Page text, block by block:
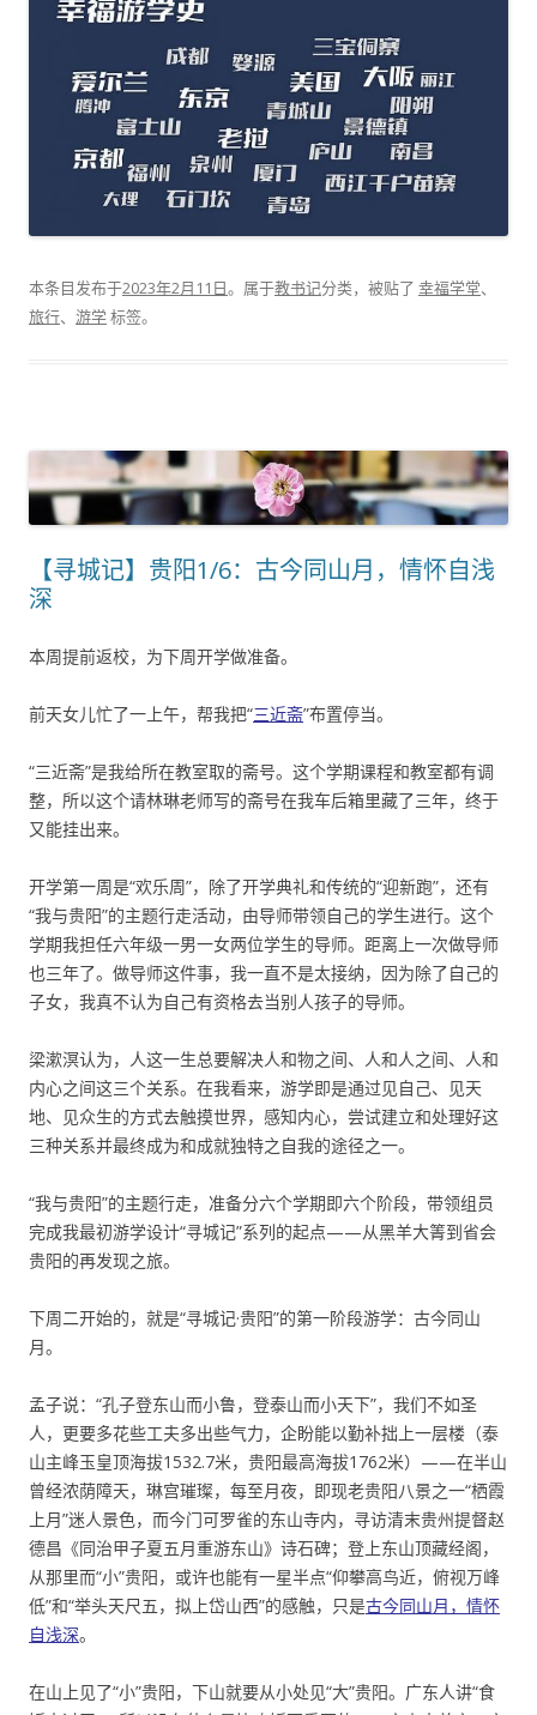
本条目发布于2023年2月11日。属于教书记分类，被贴了 幸福学堂、
旅行、 游学标签。
【寻城记】贵阳1/6：古今同山月，情怀自浅
深
本周提前返校，为下周开学做准备。
前天女儿忙了一上午，帮我把“三近斋”布置停当。
“三近斋”是我给所在教室取的斋号。这个学期课程和教室都有调
整，所以这个请林琳老师写的斋号在我车后箱里藏了三年，终于
又能挂出来。
开学第一周是“欢乐周”，除了开学典礼和传统的“迎新跑”，还有
“我与贵阳”的主题行走活动，由导师带领自己的学生进行。这个
学期我担任六年级一男一女两位学生的导师。距离上一次做导师
也三年了。做导师这件事，我一直不是太接纳，因为除了自己的
子女，我真不认为自己有资格去当别人孩子的导师。
梁漱溟认为，人这一生总要解决人和物之间、人和人之间、人和
内心之间这三个关系。在我看来，游学即是通过见自己、见天
地、见众生的方式去触摸世界，感知内心，尝试建立和处理好这
三种关系并最终成为和成就独特之自我的途径之一。
“我与贵阳”的主题行走，准备分六个学期即六个阶段，带领组员
完成我最初游学设计“寻城记”系列的起点——从黑羊大箐到省会
贵阳的再发现之旅。
下周二开始的，就是“寻城记·贵阳”的第一阶段游学：古今同山
月。
孟子说：“孔子登东山而小鲁，登泰山而小天下”，我们不如圣
人，更要多花些工夫多出些气力，企盼能以勤补拙上一层楼（泰
山主峰玉皇顶海拔1532.7米，贵阳最高海拔1762米）——在半山
曾经浓荫障天，琳宫璀璨，每至月夜，即现老贵阳八景之一“栖霞
上月”迷人景色，而今门可罗雀的东山寺内，寻访清末贵州提督赵
德昌《同治甲子夏五月重游东山》诗石碑；登上东山顶藏经阁，
从那里而“小”贵阳，或许也能有一星半点“仰攀高鸟近，俯视万峰
低”和“举头天尺五，拟上岱山西”的感触，只是古今同山月，情怀
自浅深。
在山上见了“小”贵阳，下山就要从小处见“大”贵阳。广东人讲“食